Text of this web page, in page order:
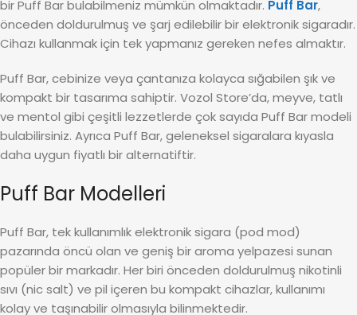
bir Puff Bar bulabilmeniz mümkün olmaktadır. Puff Bar,
önceden doldurulmuş ve şarj edilebilir bir elektronik sigaradır.
Cihazı kullanmak için tek yapmanız gereken nefes almaktır.
Puff Bar, cebinize veya çantanıza kolayca sığabilen şık ve
kompakt bir tasarıma sahiptir. Vozol Store’da, meyve, tatlı
ve mentol gibi çeşitli lezzetlerde çok sayıda Puff Bar modeli
bulabilirsiniz. Ayrıca Puff Bar, geleneksel sigaralara kıyasla
daha uygun fiyatlı bir alternatiftir.
Puff Bar Modelleri
Puff Bar, tek kullanımlık elektronik sigara (pod mod)
pazarında öncü olan ve geniş bir aroma yelpazesi sunan
popüler bir markadır. Her biri önceden doldurulmuş nikotinli
sıvı (nic salt) ve pil içeren bu kompakt cihazlar, kullanımı
kolay ve taşınabilir olmasıyla bilinmektedir.